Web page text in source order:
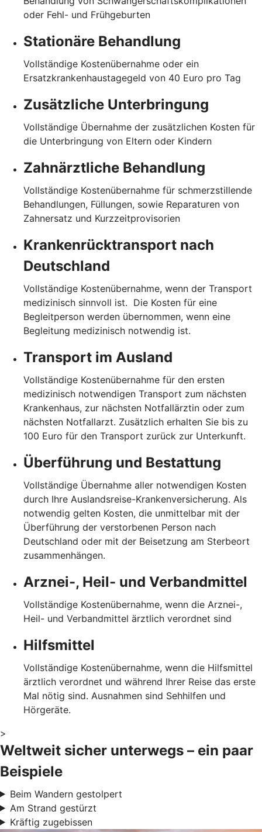
oder Fehl- und Frühgeburten
Stationäre Behandlung
Vollständige Kostenübernahme oder ein
Ersatzkrankenhaustagegeld von 40 Euro pro Tag
Zusätzliche Unterbringung
Vollständige Übernahme der zusätzlichen Kosten für
die Unterbringung von Eltern oder Kindern
Zahnärztliche Behandlung
Vollständige Kostenübernahme für schmerzstillende
Behandlungen, Füllungen, sowie Reparaturen von
Zahnersatz und Kurzzeitprovisorien
Krankenrücktransport nach
Deutschland
Vollständige Kostenübernahme, wenn der Transport
medizinisch sinnvoll ist. Die Kosten für eine
Begleitperson werden übernommen, wenn eine
Begleitung medizinisch notwendig ist.
Transport im Ausland
Vollständige Kostenübernahme für den ersten
medizinisch notwendigen Transport zum nächsten
Krankenhaus, zur nächsten Notfallärztin oder zum
nächsten Notfallarzt. Zusätzlich erhalten Sie bis zu
100 Euro für den Transport zurück zur Unterkunft.
Überführung und Bestattung
Vollständige Übernahme aller notwendigen Kosten
durch Ihre Auslandsreise-Krankenversicherung. Als
notwendig gelten Kosten, die unmittelbar mit der
Überführung der verstorbenen Person nach
Deutschland oder mit der Beisetzung am Sterbeort
zusammenhängen.
Arznei-, Heil- und Verbandmittel
Vollständige Kostenübernahme, wenn die Arznei-,
Heil- und Verbandmittel ärztlich verordnet sind
Hilfsmittel
Vollständige Kostenübernahme, wenn die Hilfsmittel
ärztlich verordnet und während Ihrer Reise das erste
Mal nötig sind. Ausnahmen sind Sehhilfen und
Hörgeräte.
>
Weltweit sicher unterwegs – ein paar
Beispiele
Beim Wandern gestolpert
Am Strand gestürzt
Kräftig zugebissen